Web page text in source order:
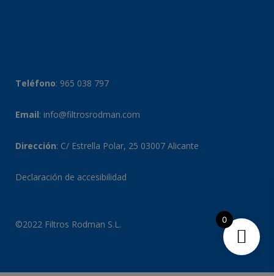
Teléfono: 965 038 797
Email: info@filtrosrodman.com
Dirección: C/ Estrella Polar, 25 03007 Alicante
Declaración de accesibilidad
©2022 Filtros Rodman S.L. 0